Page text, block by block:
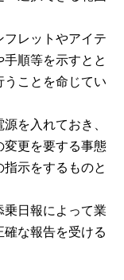
レットやアイテ
順等を示すとと
ことを命じてい
を入れておき、
更を要する事態
示をするものと
日報によって業
な報告を受ける